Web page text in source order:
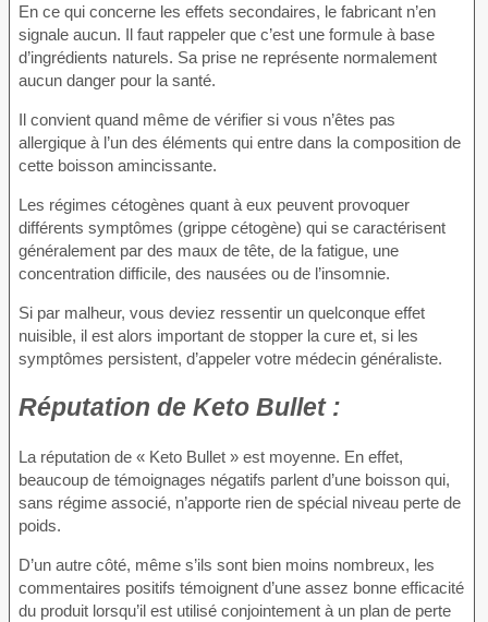
En ce qui concerne les effets secondaires, le fabricant n’en
signale aucun. Il faut rappeler que c’est une formule à base
d’ingrédients naturels. Sa prise ne représente normalement
aucun danger pour la santé.
Il convient quand même de vérifier si vous n’êtes pas
allergique à l’un des éléments qui entre dans la composition de
cette boisson amincissante.
Les régimes cétogènes quant à eux peuvent provoquer
différents symptômes (grippe cétogène) qui se caractérisent
généralement par des maux de tête, de la fatigue, une
concentration difficile, des nausées ou de l’insomnie.
Si par malheur, vous deviez ressentir un quelconque effet
nuisible, il est alors important de stopper la cure et, si les
symptômes persistent, d’appeler votre médecin généraliste.
Réputation de Keto Bullet :
La réputation de « Keto Bullet » est moyenne. En effet,
beaucoup de témoignages négatifs parlent d’une boisson qui,
sans régime associé, n’apporte rien de spécial niveau perte de
poids.
D’un autre côté, même s’ils sont bien moins nombreux, les
commentaires positifs témoignent d’une assez bonne efficacité
du produit lorsqu’il est utilisé conjointement à un plan de perte